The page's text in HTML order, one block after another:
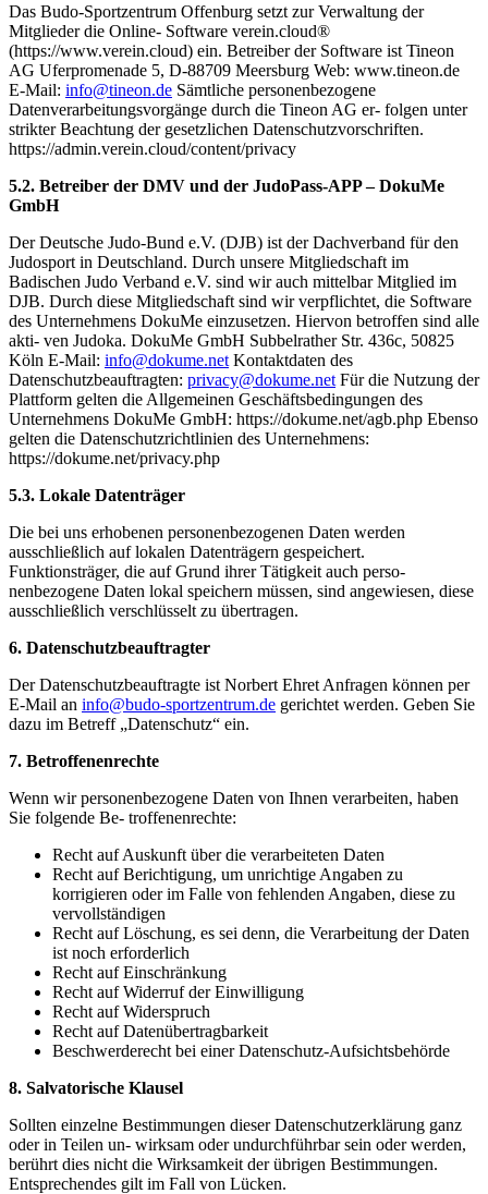
Das Budo-Sportzentrum Offenburg setzt zur Verwaltung der
Mitglieder die Online- Software verein.cloud®
(https://www.verein.cloud) ein. Betreiber der Software ist Tineon
AG Uferpromenade 5, D-88709 Meersburg Web: www.tineon.de
E-Mail: info@tineon.de Sämtliche personenbezogene
Datenverarbeitungsvorgänge durch die Tineon AG er- folgen unter
strikter Beachtung der gesetzlichen Datenschutzvorschriften.
https://admin.verein.cloud/content/privacy
5.2. Betreiber der DMV und der JudoPass-APP – DokuMe
GmbH
Der Deutsche Judo-Bund e.V. (DJB) ist der Dachverband für den
Judosport in Deutschland. Durch unsere Mitgliedschaft im
Badischen Judo Verband e.V. sind wir auch mittelbar Mitglied im
DJB. Durch diese Mitgliedschaft sind wir verpflichtet, die Software
des Unternehmens DokuMe einzusetzen. Hiervon betroffen sind alle
akti- ven Judoka. DokuMe GmbH Subbelrather Str. 436c, 50825
Köln E-Mail: info@dokume.net Kontaktdaten des
Datenschutzbeauftragten: privacy@dokume.net Für die Nutzung der
Plattform gelten die Allgemeinen Geschäftsbedingungen des
Unternehmens DokuMe GmbH: https://dokume.net/agb.php Ebenso
gelten die Datenschutzrichtlinien des Unternehmens:
https://dokume.net/privacy.php
5.3. Lokale Datenträger
Die bei uns erhobenen personenbezogenen Daten werden
ausschließlich auf lokalen Datenträgern gespeichert.
Funktionsträger, die auf Grund ihrer Tätigkeit auch perso-
nenbezogene Daten lokal speichern müssen, sind angewiesen, diese
ausschließlich verschlüsselt zu übertragen.
6. Datenschutzbeauftragter
Der Datenschutzbeauftragte ist Norbert Ehret Anfragen können per
E-Mail an info@budo-sportzentrum.de gerichtet werden. Geben Sie
dazu im Betreff „Datenschutz“ ein.
7. Betroffenenrechte
Wenn wir personenbezogene Daten von Ihnen verarbeiten, haben
Sie folgende Be- troffenenrechte:
Recht auf Auskunft über die verarbeiteten Daten
Recht auf Berichtigung, um unrichtige Angaben zu
korrigieren oder im Falle von fehlenden Angaben, diese zu
vervollständigen
Recht auf Löschung, es sei denn, die Verarbeitung der Daten
ist noch erforderlich
Recht auf Einschränkung
Recht auf Widerruf der Einwilligung
Recht auf Widerspruch
Recht auf Datenübertragbarkeit
Beschwerderecht bei einer Datenschutz-Aufsichtsbehörde
8. Salvatorische Klausel
Sollten einzelne Bestimmungen dieser Datenschutzerklärung ganz
oder in Teilen un- wirksam oder undurchführbar sein oder werden,
berührt dies nicht die Wirksamkeit der übrigen Bestimmungen.
Entsprechendes gilt im Fall von Lücken.